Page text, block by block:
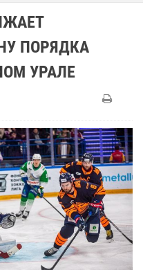
ПОРЯДКА
УРАЛЕ